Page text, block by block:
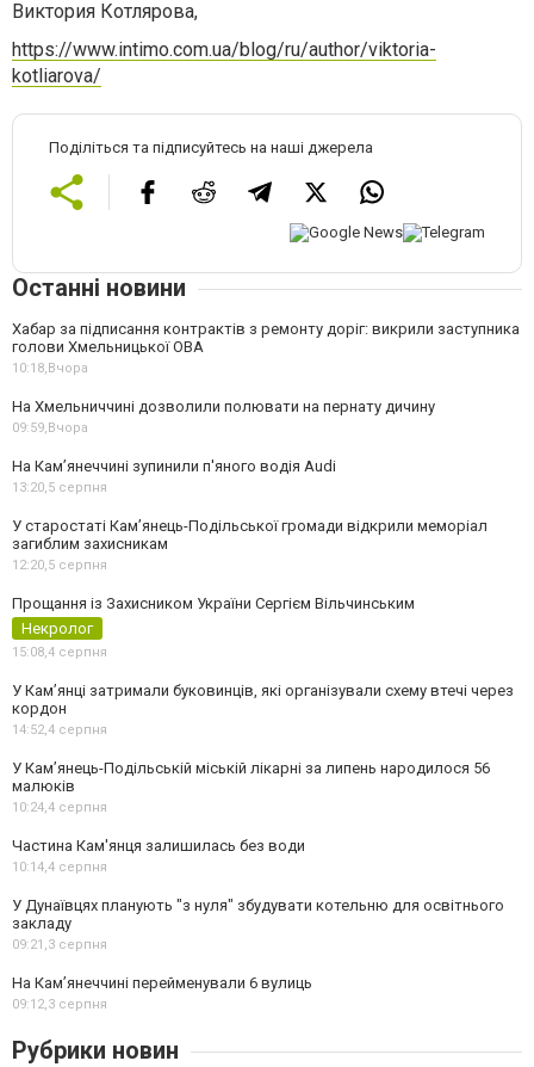
Виктория Котлярова,
https://www.intimo.com.ua/blog/ru/author/viktoria-
kotliarova/
Поділіться та підписуйтесь на наші джерела
Останні новини
Хабар за підписання контрактів з ремонту доріг: викрили заступника
голови Хмельницької ОВА
10:18,Вчора
На Хмельниччині дозволили полювати на пернату дичину
09:59,Вчора
На Камʼянеччині зупинили п'яного водія Audi
13:20,5 серпня
У старостаті Кам’янець-Подільської громади відкрили меморіал
загиблим захисникам
12:20,5 серпня
Прощання із Захисником України Сергієм Вільчинським
Некролог
15:08,4 серпня
У Кам’янці затримали буковинців, які організували схему втечі через
кордон
14:52,4 серпня
У Кам’янець-Подільській міській лікарні за липень народилося 56
малюків
10:24,4 серпня
Частина Кам'янця залишилась без води
10:14,4 серпня
У Дунаївцях планують "з нуля" збудувати котельню для освітнього
закладу
09:21,3 серпня
На Камʼянеччині перейменували 6 вулиць
09:12,3 серпня
Рубрики новин